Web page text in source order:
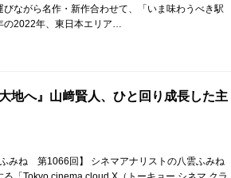
ながら名作・新作合わせて、「いま味わうべき駅
の2022年、東日本エリア…
地へ』山﨑賢人、ひと回り成長した主
ふみね 第1066回】 シネマアナリストの八雲ふみね